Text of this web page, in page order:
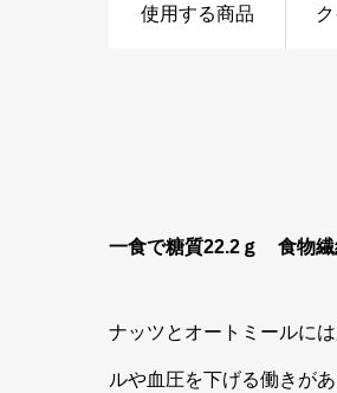
使用する商品
一食で糖質22.2ｇ 食物繊
ナッツとオートミールに
ルや血圧を下げる働きが